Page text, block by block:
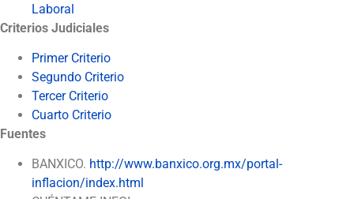
Laboral
Criterios Judiciales
Primer Criterio
Segundo Criterio
Tercer Criterio
Cuarto Criterio
Fuentes
BANXICO. http://www.banxico.org.mx/portal-
inflacion/index.html